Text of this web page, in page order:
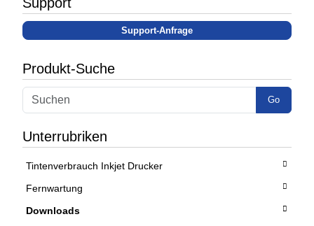
Support-Anfrage
Produkt-Suche
Go
Unterrubriken
Tintenverbrauch Inkjet Drucker
Fernwartung
Downloads